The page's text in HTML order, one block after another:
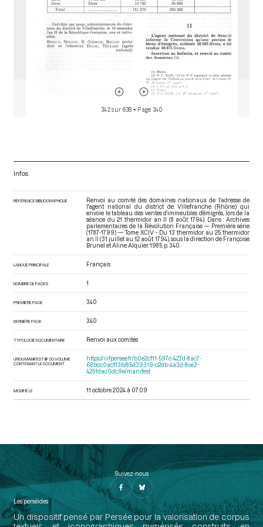
342 sur 638 • Page 340
Infos
RÉFÉRENCE BIBLIOGRAPHIQUE
Renvoi au comité des domaines nationaux de l'adresse de
l'agent national du district de Villefranche (Rhône) qui
envoie le tableau des ventes d’immeubles d’émigrés, lors de la
séance du 21 thermidor an II (8 août 1794). Dans : Archives
parlementaires de la Révolution Française — Première série
(1787-1799) — Tome XCIV - Du 13 thermidor au 25 thermidor
an II (31 juillet au 12 août 1794), sous la direction de Françoise
Brunel et Aline Alquier. 1985. p. 340.
LANGUE PRINCIPALE Français
NOMBRE DE PAGES 1
PREMIÈRE PAGE 340
DERNIÈRE PAGE 340
TYPOLOGIE DOCUMENTAIRE Renvoi aux comités
URI DU MANIFEST IIIF DU VOLUME
CONTENANT LE DOCUMENT
https://iiif.persee.fr/b0e2cf11-597c-427d-8ac7-
68bcc0acf13b/85d39319-c2db-4a3d-8ce3-
4251dac0dc9e/manifest
MODIFIÉ LE 11 octobre 2024 à 07:09
Suivez-nous
Les perséides
Un dispositif pensé par Persée pour la valorisation de corpus